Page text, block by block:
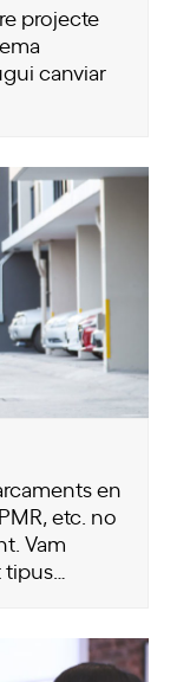
projecte
canviar
en
etc. no
Vam